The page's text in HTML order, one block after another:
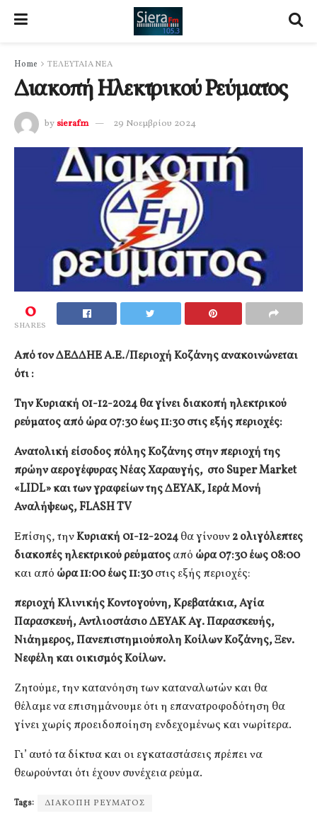
Home ΤΕΛΕΥΤΑΙΑ ΝΕΑ
Διακοπή Ηλεκτρικού Ρεύματος
by sierafm 29 Νοεμβρίου 2024
0
SHARES
Από τον ΔΕΔΔΗΕ Α.Ε./Περιοχή Κοζάνης ανακοινώνεται
ότι :
Την Κυριακή 01-12-2024 θα γίνει διακοπή ηλεκτρικού
ρεύματος από ώρα 07:30 έως 11:30 στις εξής περιοχές:
Ανατολική είσοδος πόλης Κοζάνης στην περιοχή της
πρώην αερογέφυρας Νέας Χαραυγής, στο Super Market
«LIDL» και των γραφείων της ΔΕΥΑΚ, Ιερά Μονή
Αναλήψεως, FLASH TV
Επίσης, τηνΚυριακή 01-12-2024θα γίνουν2 ολιγόλεπτες
διακοπές ηλεκτρικού ρεύματοςαπό ώρα 07:30 έως 08:00
και από ώρα 11:00 έως 11:30στις εξής περιοχές:
περιοχή Κλινικής Κοντογούνη, Κρεβατάκια, Αγία
Παρασκευή, Αντλιοστάσιο ΔΕΥΑΚ Αγ. Παρασκευής,
Νιάημερος, Πανεπιστημιούπολη Κοίλων Κοζάνης, Ξεν.
Νεφέλη και οικισμός Κοίλων.
Ζητούμε, την κατανόηση των καταναλωτών και θα
θέλαμε να επισημάνουμε ότι η επανατροφοδότηση θα
γίνει χωρίς προειδοποίηση ενδεχομένως και νωρίτερα.
Γι’ αυτό τα δίκτυα και οι εγκαταστάσεις πρέπει να
θεωρούνται ότι έχουν συνέχεια ρεύμα.
Tags: ΔΙΑΚΟΠΗ ΡΕΥΜΑΤΟΣ